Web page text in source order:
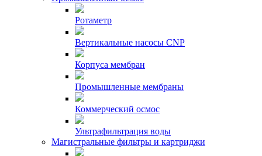
Ротаметр
Вертикальные насосы CNP
Корпуса мембран
Промышленные мембраны
Коммерческий осмос
Ультрафильтрация воды
Магистральные фильтры и картриджи